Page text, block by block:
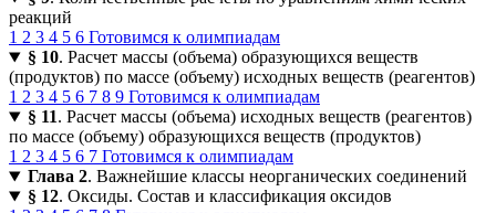
реакций
1 2 3 4 5 6 Готовимся к олимпиадам
§ 10. Расчет массы (объема) образующихся веществ
(продуктов) по массе (объему) исходных веществ (реагентов)
1 2 3 4 5 6 7 8 9 Готовимся к олимпиадам
§ 11. Расчет массы (объема) исходных веществ (реагентов)
по массе (объему) образующихся веществ (продуктов)
1 2 3 4 5 6 7 Готовимся к олимпиадам
Глава 2. Важнейшие классы неорганических соединений
§ 12. Оксиды. Состав и классификация оксидов